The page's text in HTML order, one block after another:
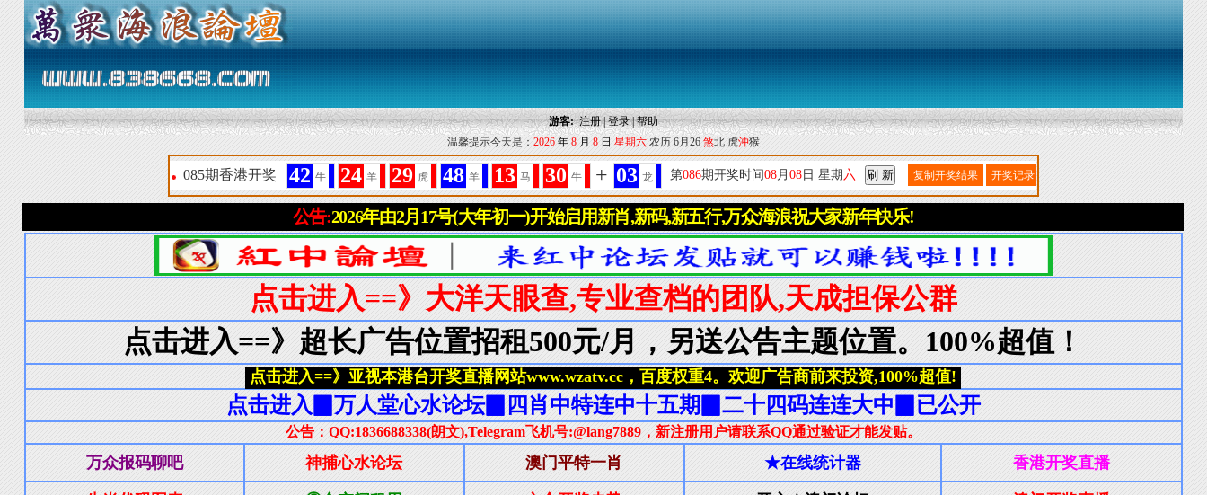
游客:注册|登录|帮助
温馨提示今天是： 2026年 8月 8日 星期六 农历 6月26 煞北 虎沖猴